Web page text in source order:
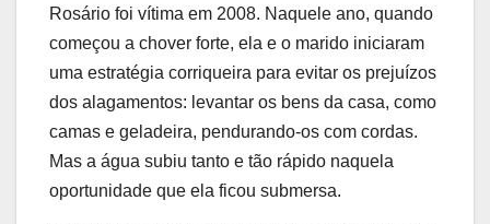
Rosário foi vítima em 2008. Naquele ano, quando
começou a chover forte, ela e o marido iniciaram
uma estratégia corriqueira para evitar os prejuízos
dos alagamentos: levantar os bens da casa, como
camas e geladeira, pendurando-os com cordas.
Mas a água subiu tanto e tão rápido naquela
oportunidade que ela ficou submersa.